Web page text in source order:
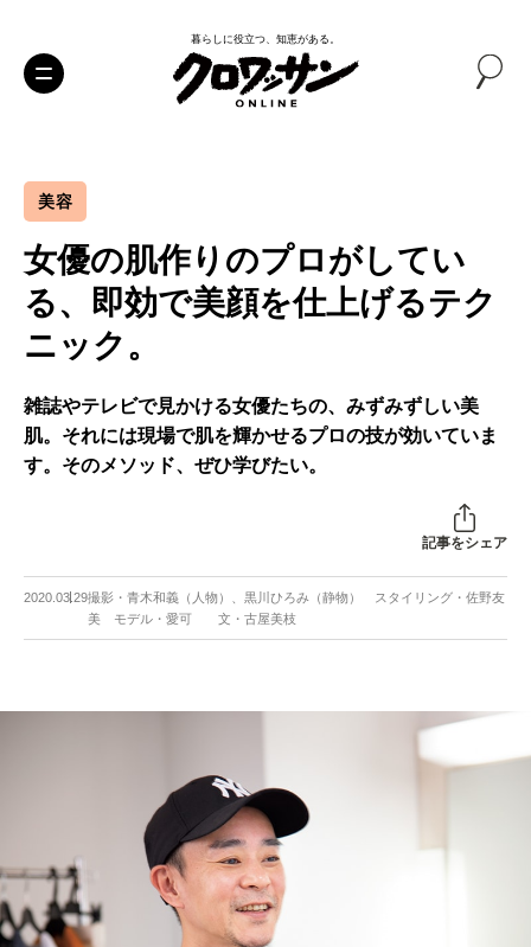
暮らしに役立つ、知恵がある。
美容
女優の肌作りのプロがしてい
る、即効で美顔を仕上げるテク
ニック。
雑誌やテレビで見かける女優たちの、みずみずしい美
肌。それには現場で肌を輝かせるプロの技が効いていま
す。そのメソッド、ぜひ学びたい。
記事をシェア
2020.03.29撮影・青木和義（人物）、黒川ひろみ（静物） スタイリング・佐野友
美 モデル・愛可 文・古屋美枝